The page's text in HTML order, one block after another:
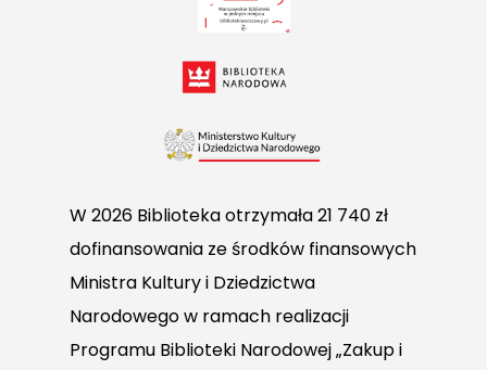
W 2026 Biblioteka otrzymała 21 740 zł
dofinansowania ze środków finansowych
Ministra Kultury i Dziedzictwa
Narodowego w ramach realizacji
Programu Biblioteki Narodowej „Zakup i